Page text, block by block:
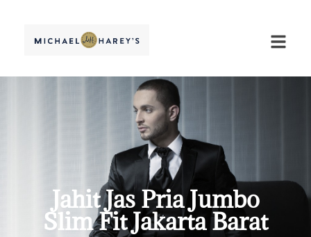
Jahit Jas Pria Jumbo
Slim Fit Jakarta Barat